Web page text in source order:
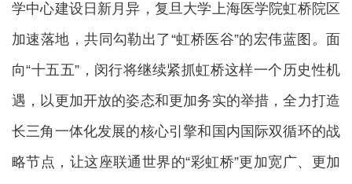
学中心建设日新月异，复旦大学上海医学院虹桥院区
加速落地，共同勾勒出了“虹桥医谷”的宏伟蓝图。面
向“十五五”，闵行将继续紧抓虹桥这样一个历史性机
遇，以更加开放的姿态和更加务实的举措，全力打造
长三角一体化发展的核心引擎和国内国际双循环的战
略节点，让这座联通世界的“彩虹桥”更加宽广、更加